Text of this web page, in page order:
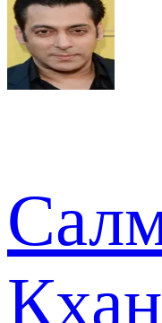
Кхан